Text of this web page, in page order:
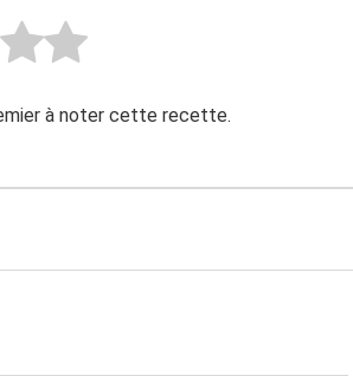
à noter cette recette.